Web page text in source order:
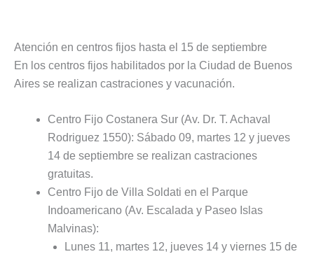
Atención en centros fijos hasta el 15 de septiembre
En los centros fijos habilitados por la Ciudad de Buenos
Aires se realizan castraciones y vacunación.
Centro Fijo Costanera Sur (Av. Dr. T. Achaval
Rodriguez 1550): Sábado 09, martes 12 y jueves
14 de septiembre se realizan castraciones
gratuitas.
Centro Fijo de Villa Soldati en el Parque
Indoamericano (Av. Escalada y Paseo Islas
Malvinas):
Lunes 11, martes 12, jueves 14 y viernes 15 de